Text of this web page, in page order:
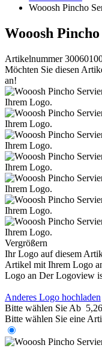
Wooosh Pincho
Wooosh
Artikelnummer
Möchten Sie diesen
an!
Vergrößern
Ihr Logo auf diesem
Artikel mit Ihrem Logo
Logo an Der Logoview
Anderes Logo hochladen
Bitte wählen Sie Ab
Bitte wählen Sie eine